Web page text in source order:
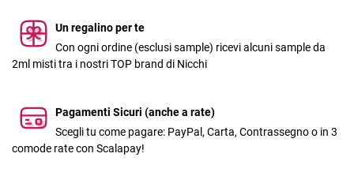
Un regalino per te
Con ogni ordine (esclusi sample) ricevi alcuni sample da
2ml misti tra i nostri TOP brand di Nicchi
Pagamenti Sicuri (anche a rate)
Scegli tu come pagare: PayPal, Carta, Contrassegno o in 3
comode rate con Scalapay!